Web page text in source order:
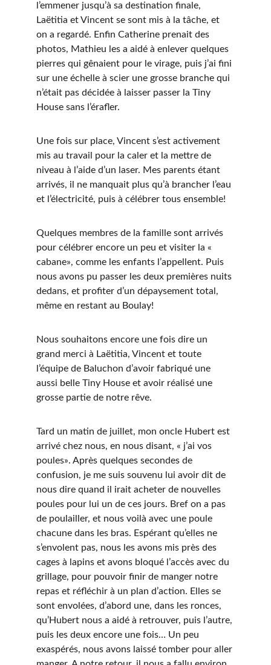
l’emmener jusqu’à sa destination finale,
Laëtitia et Vincent se sont mis à la tâche, et
on a regardé. Enfin Catherine prenait des
photos, Mathieu les a aidé à enlever quelques
pierres qui gênaient pour le virage, puis j’ai fini
sur une échelle à scier une grosse branche qui
n’était pas décidée à laisser passer la Tiny
House sans l’érafler.
Une fois sur place, Vincent s’est activement
mis au travail pour la caler et la mettre de
niveau à l’aide d’un laser. Mes parents étant
arrivés, il ne manquait plus qu’à brancher l’eau
et l’électricité, puis à célébrer tous ensemble!
Quelques membres de la famille sont arrivés
pour célébrer encore un peu et visiter la «
cabane», comme les enfants l’appellent. Puis
nous avons pu passer les deux premières nuits
dedans, et profiter d’un dépaysement total,
même en restant au Boulay!
Nous souhaitons encore une fois dire un
grand merci à Laëtitia, Vincent et toute
l’équipe de Baluchon d’avoir fabriqué une
aussi belle Tiny House et avoir réalisé une
grosse partie de notre rêve.
Tard un matin de juillet, mon oncle Hubert est
arrivé chez nous, en nous disant, « j’ai vos
poules». Après quelques secondes de
confusion, je me suis souvenu lui avoir dit de
nous dire quand il irait acheter de nouvelles
poules pour lui un de ces jours. Bref on a pas
de poulailler, et nous voilà avec une poule
chacune dans les bras. Espérant qu’elles ne
s’envolent pas, nous les avons mis près des
cages à lapins et avons bloqué l’accès avec du
grillage, pour pouvoir finir de manger notre
repas et réfléchir à un plan d’action. Elles se
sont envolées, d’abord une, dans les ronces,
qu’Hubert nous a aidé à retrouver, puis l’autre,
puis les deux encore une fois… Un peu
exaspérés, nous avons laissé tomber pour aller